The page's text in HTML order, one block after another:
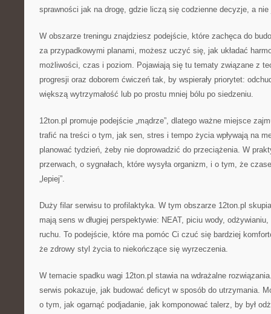
sprawności jak na drogę, gdzie liczą się codzienne decyzje, a nie
W obszarze treningu znajdziesz podejście, które zachęca do
za przypadkowymi planami, możesz uczyć się, jak układać
możliwości, czas i poziom. Pojawiają się tu tematy związane z
progresji oraz doborem ćwiczeń tak, by wspierały priorytet:
większą wytrzymałość lub po prostu mniej bólu po siedzeniu.
12ton.pl promuje podejście „mądrze”, dlatego ważne miejsce
trafić na treści o tym, jak sen, stres i tempo życia wpływają na
planować tydzień, żeby nie doprowadzić do przeciążenia. W
przerwach, o sygnałach, które wysyła organizm, i o tym, że
„lepiej”.
Duży filar serwisu to profilaktyka. W tym obszarze 12ton.pl
mają sens w długiej perspektywie: NEAT, piciu wody,
ruchu. To podejście, które ma pomóc Ci czuć się bardziej
że zdrowy styl życia to niekończące się wyrzeczenia.
W temacie spadku wagi 12ton.pl stawia na wdrażalne
serwis pokazuje, jak budować deficyt w sposób do utrzymania.
o tym, jak ogarnąć podjadanie, jak komponować talerz, by był